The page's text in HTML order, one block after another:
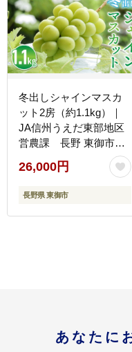
冬出しシャインマスカ
ット2房（約1.1kg）｜
JA信州うえだ東部地区
営農課 長野 東御市産
人気 ぶどう 贈答用 ギフ
ト 冬 フルーツ 果物 お
すすめ 厳選 種無し 皮ご
下旬～12月中旬頃に順
26,000円
長野県 東御市
あなたに